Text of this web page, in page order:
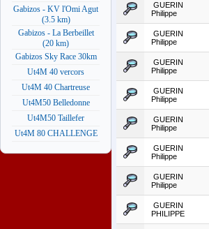
Gabizos - KV l'Omi Agut
(3.5 km)
Gabizos - La Berbeillet
(20 km)
Gabizos Sky Race 30km
Ut4M 40 vercors
Ut4M 40 Chartreuse
Ut4M50 Belledonne
Ut4M50 Taillefer
Ut4M 80 CHALLENGE
GUERIN
Philippe
GUERIN
Philippe
GUERIN
Philippe
GUERIN
Philippe
GUERIN
Philippe
GUERIN
Philippe
GUERIN
Philippe
GUERIN
PHILIPPE